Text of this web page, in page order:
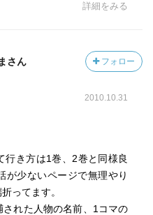
詳細をみる
さん フォロー
2010.10.31
行き方は1巻、2巻と同様良
が少ないページで無理やり
ってます。
れた人物の名前、1コマの